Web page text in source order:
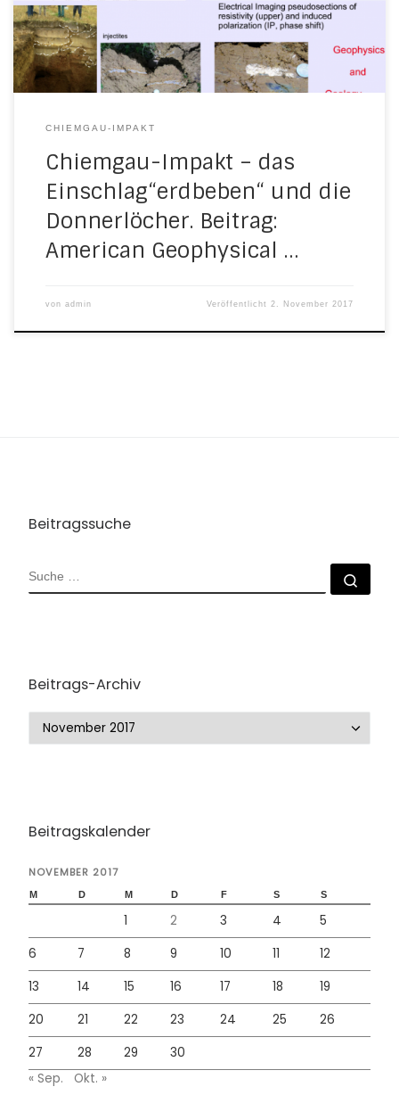
CHIEMGAU-IMPAKT
Chiemgau-Impakt – das
Einschlag“erdbeben“ und die
Donnerlöcher. Beitrag:
American Geophysical …
von admin Veröffentlicht 2. November 2017
Beitragssuche
SUCHE
Beitrags-Archiv
Beitragskalender
NOVEMBER 2017
M D M D F S S
1 2 3 4
5
6
7 8 9 10 11
12
13
14 15 16 17 18
19
20
21 22 23 24 25
26
27
28 29
30
« Sep.
Okt. »